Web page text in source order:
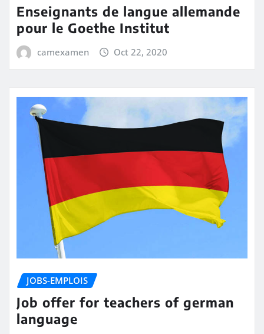
Enseignants de langue allemande
pour le Goethe Institut
camexamen Oct 22, 2020
JOBS-EMPLOIS
Job offer for teachers of german
language